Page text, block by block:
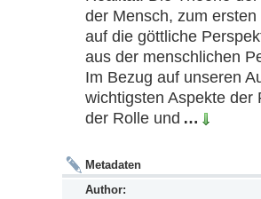
der Mensch, zum
auf die göttliche
aus der menschlichen
Im Bezug auf unseren
wichtigsten Aspekte der
der Rolle und …
Metadaten
Author: